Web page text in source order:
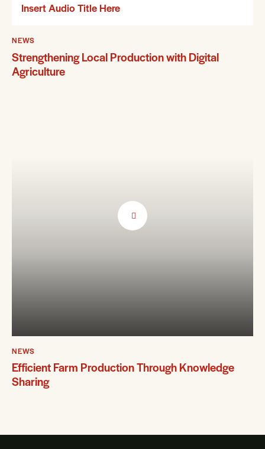
Insert Audio Title Here
NEWS
Strengthening Local Production with Digital
Agriculture
NEWS
Efficient Farm Production Through Knowledge
Sharing